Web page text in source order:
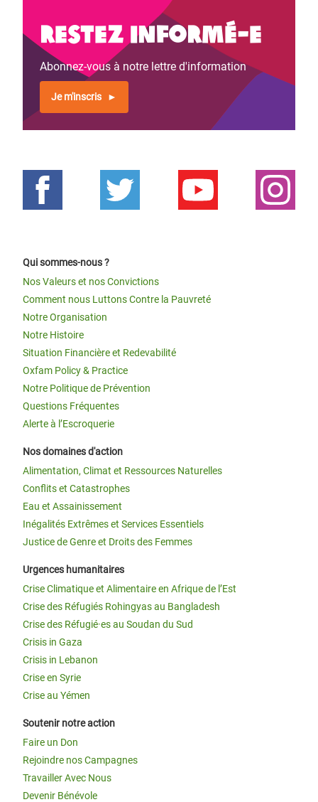
Restez informé-e
Abonnez-vous à notre lettre d'information
Je m'inscris
Qui sommes-nous ?
Nos Valeurs et nos Convictions
Comment nous Luttons Contre la Pauvreté
Notre Organisation
Notre Histoire
Situation Financière et Redevabilité
Oxfam Policy & Practice
Notre Politique de Prévention
Questions Fréquentes
Alerte à l’Escroquerie
Nos domaines d'action
Alimentation, Climat et Ressources Naturelles
Conflits et Catastrophes
Eau et Assainissement
Inégalités Extrêmes et Services Essentiels
Justice de Genre et Droits des Femmes
Urgences humanitaires
Crise Climatique et Alimentaire en Afrique de l’Est
Crise des Réfugiés Rohingyas au Bangladesh
Crise des Réfugié·es au Soudan du Sud
Crisis in Gaza
Crisis in Lebanon
Crise en Syrie
Crise au Yémen
Soutenir notre action
Faire un Don
Rejoindre nos Campagnes
Travailler Avec Nous
Devenir Bénévole